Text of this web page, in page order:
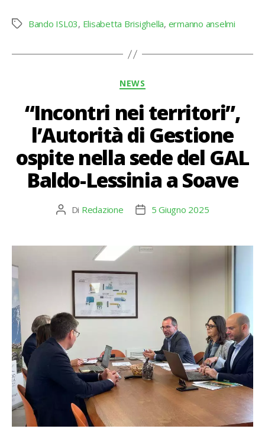
Tag Bando ISL03, Elisabetta Brisighella, ermanno anselmi
Categorie
NEWS
“Incontri nei territori”,
l’Autorità di Gestione
ospite nella sede del GAL
Baldo-Lessinia a Soave
Autore
Di Redazione
Data5 Giugno 2025